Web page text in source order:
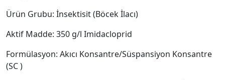
Ürün Grubu: İnsektisit (Böcek İlacı)
Aktif Madde: 350 g/l Imidacloprid
Formülasyon: Akıcı Konsantre/Süspansiyon Konsantre
(SC )